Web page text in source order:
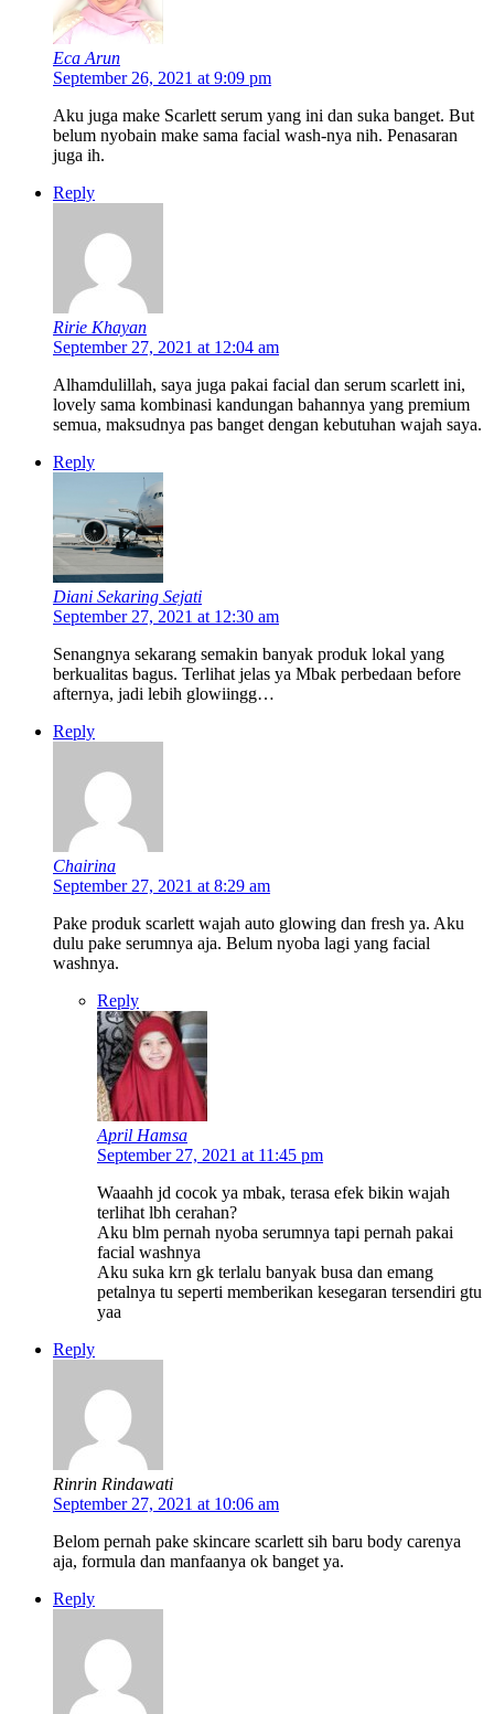
Eca Arun
September 26, 2021 at 9:09 pm
Aku juga make Scarlett serum yang ini dan suka banget. But
belum nyobain make sama facial wash-nya nih. Penasaran
juga ih.
Reply
Ririe Khayan
September 27, 2021 at 12:04 am
Alhamdulillah, saya juga pakai facial dan serum scarlett ini,
lovely sama kombinasi kandungan bahannya yang premium
semua, maksudnya pas banget dengan kebutuhan wajah saya.
Reply
Diani Sekaring Sejati
September 27, 2021 at 12:30 am
Senangnya sekarang semakin banyak produk lokal yang
berkualitas bagus. Terlihat jelas ya Mbak perbedaan before
afternya, jadi lebih glowiingg…
Reply
Chairina
September 27, 2021 at 8:29 am
Pake produk scarlett wajah auto glowing dan fresh ya. Aku
dulu pake serumnya aja. Belum nyoba lagi yang facial
washnya.
Reply
April Hamsa
September 27, 2021 at 11:45 pm
Waaahh jd cocok ya mbak, terasa efek bikin wajah
terlihat lbh cerahan?
Aku blm pernah nyoba serumnya tapi pernah pakai
facial washnya
Aku suka krn gk terlalu banyak busa dan emang
petalnya tu seperti memberikan kesegaran tersendiri gtu
yaa
Reply
Rinrin Rindawati
September 27, 2021 at 10:06 am
Belom pernah pake skincare scarlett sih baru body carenya
aja, formula dan manfaanya ok banget ya.
Reply